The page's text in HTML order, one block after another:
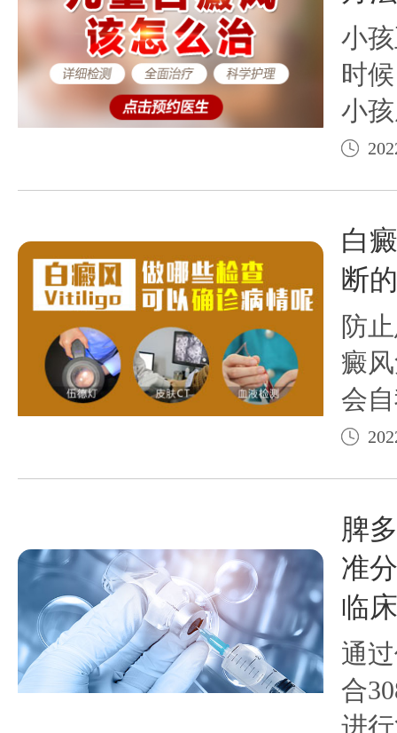
小
时
小
道
形
成
风
一
白
断
防
癜
会
期
以
白
癜
别
情
脾
准
临
通
合
进